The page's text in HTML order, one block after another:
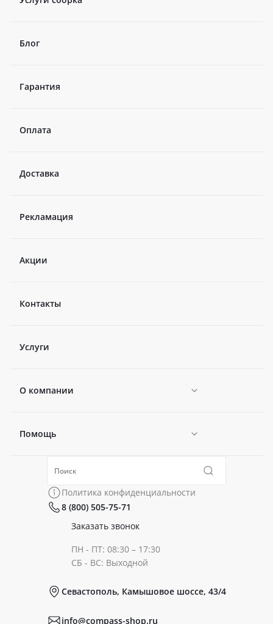
Блог
Гарантия
Оплата
Доставка
Рекламация
Акции
Контакты
Услуги
О компании
Новости
Политика конфиденциальности
Помощь
Коллекции
Политика конфиденциальности
8 (800) 505-75-71
Заказать звонок
ПН - ПТ: 08:30 – 17:30
СБ - ВС: Выходной
Севастополь, Камышовое шоссе, 43/4
info@compass-shop.ru